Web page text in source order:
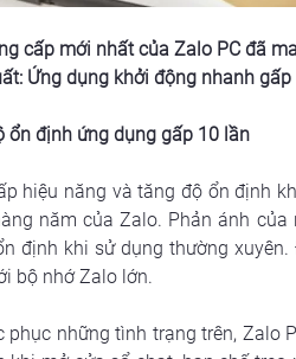
cấp mới nhất của Zalo PC đã
Ứng dụng khởi động nhanh
ổn định ứng dụng gấp 10 lần
hiệu năng và tăng độ ổn định
năm của Zalo. Phản ánh
định khi sử dụng thường
bộ nhớ Zalo lớn.
phục những tình trạng trên, Zalo